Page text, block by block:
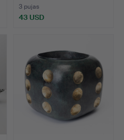
3 pujas
43 USD